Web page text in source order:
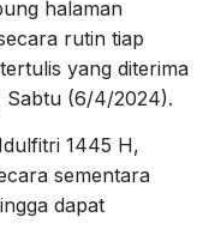
halaman
rutin tiap
yang diterima
Sabtu (6/4/2024).
1445 H,
sementara
dapat